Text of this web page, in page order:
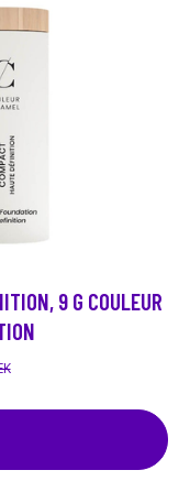
9 G COULEUR